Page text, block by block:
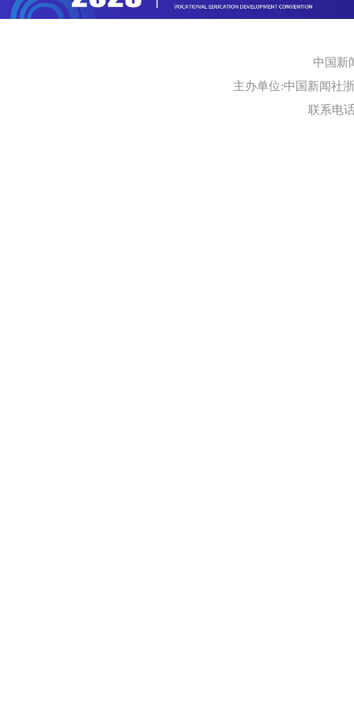
中国新
主办单位:中国新闻社
联系电